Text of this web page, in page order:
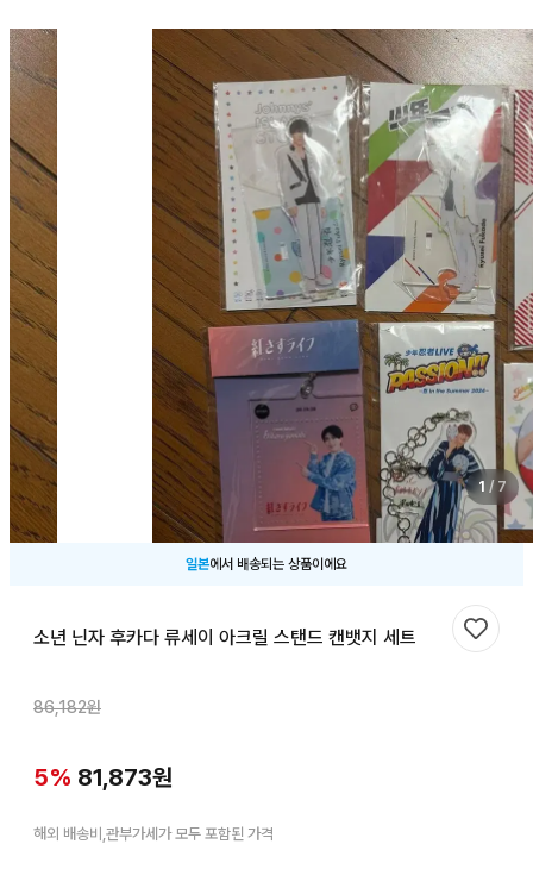
1 / 7
일본에서 배송되는 상품이에요
소년 닌자 후카다 류세이 아크릴 스탠드 캔뱃지 세트
86,182원
5% 81,873원
해외 배송비,관부가세가 모두 포함된 가격
찜하기